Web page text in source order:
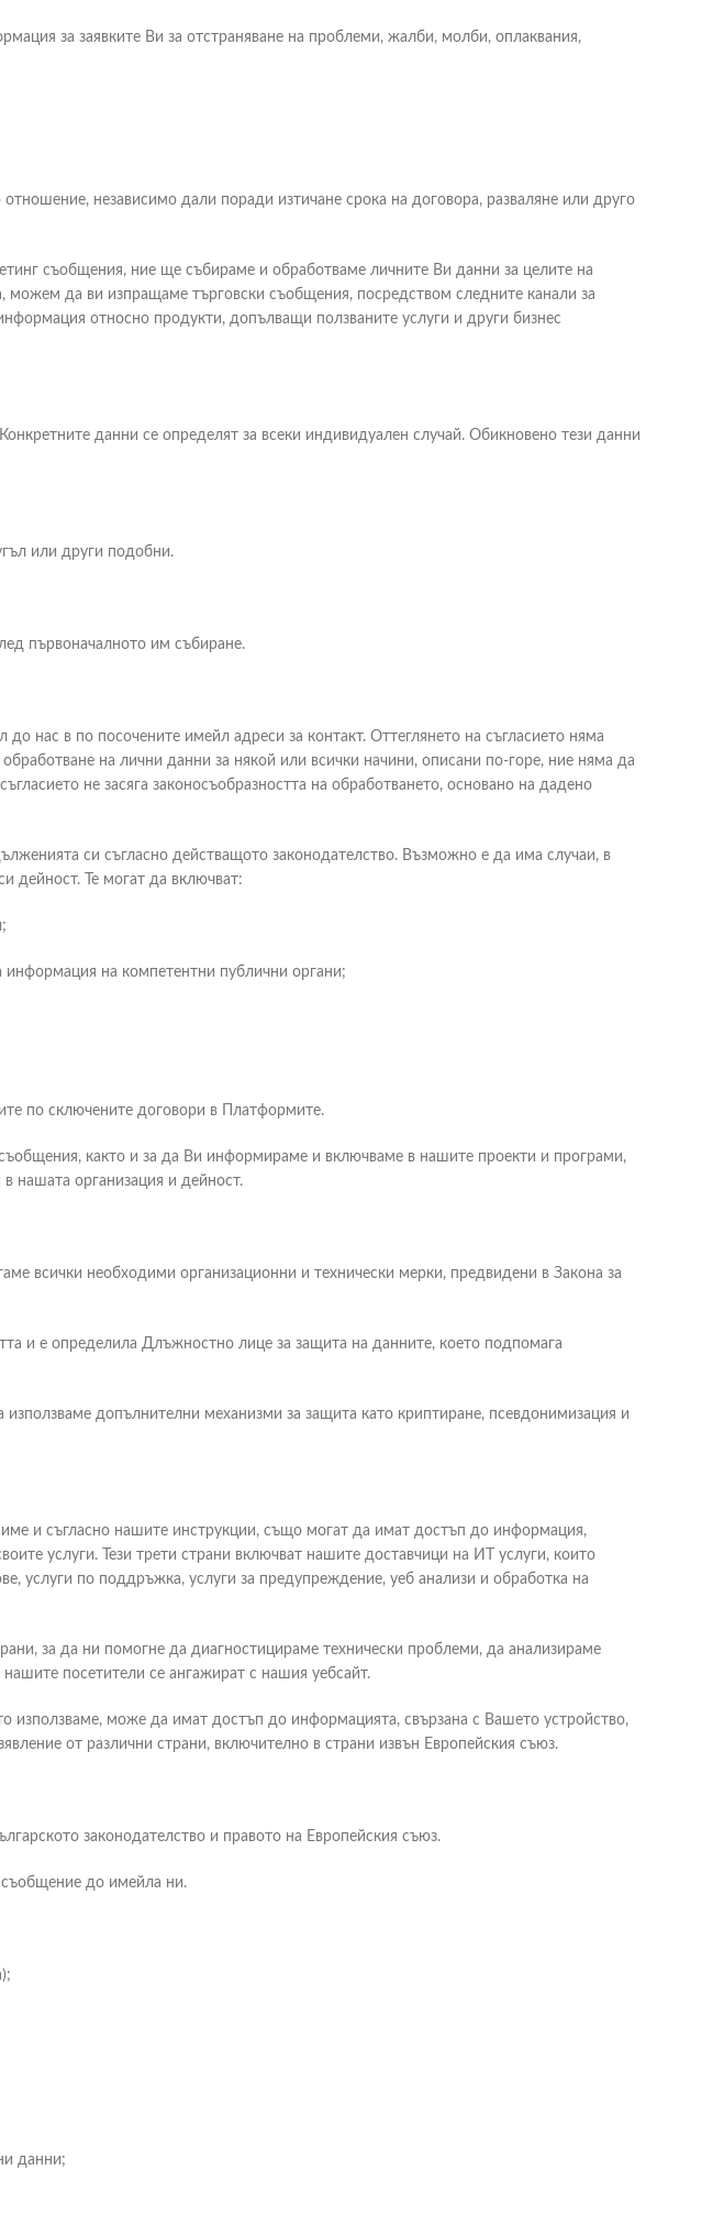
за заявките Ви за отстраняване на проблеми, жалби, молби, оплаквания,
независимо дали поради изтичане срока на договора, разваляне или друго
съобщения, ние ще събираме и обработваме личните Ви данни за целите на
можем да ви изпращаме търговски съобщения, посредством следните канали за
относно продукти, допълващи ползваните услуги и други бизнес
данни се определят за всеки индивидуален случай. Обикновено тези данни
или други подобни.
първоначалното им събиране.
нас в по посочените имейл адреси за контакт. Оттеглянето на съгласието няма
на лични данни за някой или всички начини, описани по-горе, ние няма да
не засяга законосъобразността на обработването, основано на дадено
си съгласно действащото законодателство. Възможно е да има случаи, в
дейност. Те могат да включват:
на компетентни публични органи;
по сключените договори в Платформите.
както и за да Ви информираме и включваме в нашите проекти и програми,
нашата организация и дейност.
всички необходими организационни и технически мерки, предвидени в Закона за
и е определила Длъжностно лице за защита на данните, което подпомага
допълнителни механизми за защита като криптиране, псевдонимизация и
и съгласно нашите инструкции, също могат да имат достъп до информация,
услуги. Тези трети страни включват нашите доставчици на ИТ услуги, които
услуги по поддръжка, услуги за предупреждение, уеб анализи и обработка на
за да ни помогне да диагностицираме технически проблеми, да анализираме
посетители се ангажират с нашия уебсайт.
използваме, може да имат достъп до информацията, свързана с Вашето устройство,
от различни страни, включително в страни извън Европейския съюз.
законодателство и правото на Европейския съюз.
съобщение до имейла ни.
данни;